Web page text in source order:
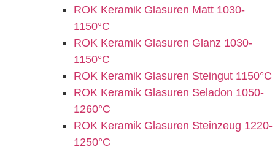
ROK Keramik Glasuren Matt 1030-
1150°C
ROK Keramik Glasuren Glanz 1030-
1150°C
ROK Keramik Glasuren Steingut 1150°C
ROK Keramik Glasuren Seladon 1050-
1260°C
ROK Keramik Glasuren Steinzeug 1220-
1250°C